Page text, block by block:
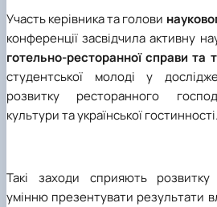
Участь керівника та голови
конференції засвідчила активну
готельно-ресторанної справи та
студентської молоді у
розвитку ресторанного
культури та української гостинності.
Такі заходи сприяють розвитку
умінню презентувати результати